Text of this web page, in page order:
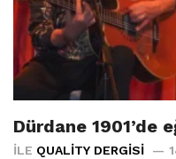
Dürdane 1901’de
İLE QUALITY DERGISI